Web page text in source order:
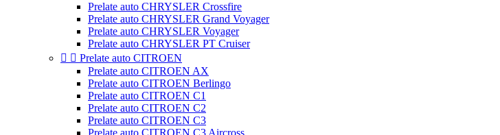
Prelate auto CHRYSLER Crossfire
Prelate auto CHRYSLER Grand Voyager
Prelate auto CHRYSLER Voyager
Prelate auto CHRYSLER PT Cruiser
  Prelate auto CITROEN
Prelate auto CITROEN AX
Prelate auto CITROEN Berlingo
Prelate auto CITROEN C1
Prelate auto CITROEN C2
Prelate auto CITROEN C3
Prelate auto CITROEN C3 Aircross